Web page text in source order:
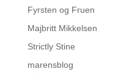
Fyrsten og Fruen
Majbritt Mikkelsen
Strictly Stine
marensblog